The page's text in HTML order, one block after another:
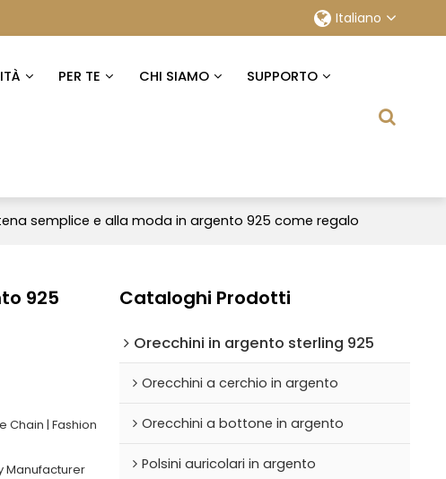
Italiano
PER TE CHI SIAMO SUPPORTO
semplice e alla moda in argento 925 come regalo
925
Chain | Fashion
Manufacturer
Cataloghi Prodotti
Orecchini in argento sterling 925
Orecchini a cerchio in argento
Orecchini a bottone in argento
Polsini auricolari in argento